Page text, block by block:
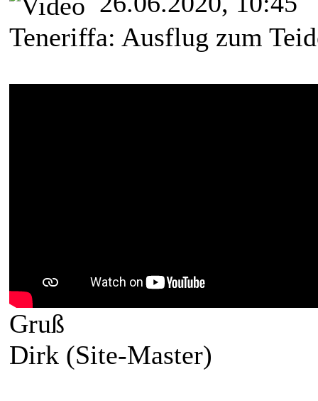
Teneriffa: Ausflug zum
Gruß
Dirk (Site-Master)